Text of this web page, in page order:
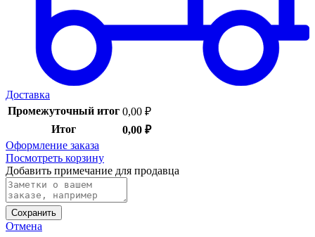
Доставка
Промежуточный итог 0,00 ₽
Итог
0,00 ₽
Оформление заказа
Посмотреть корзину
Добавить примечание для продавца
Сохранить
Отмена